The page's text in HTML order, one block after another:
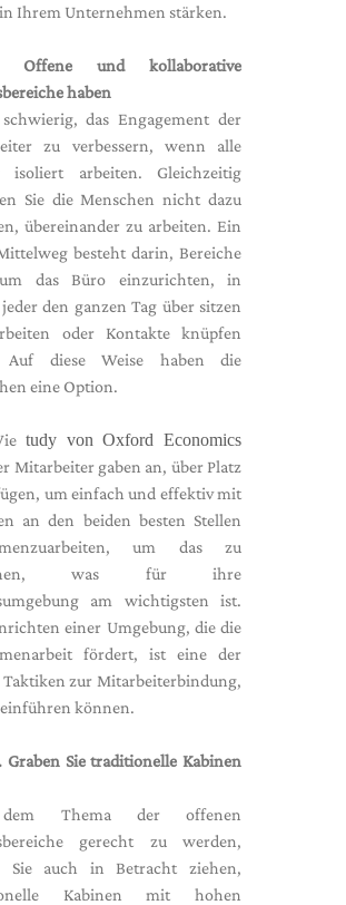
Ihrem Unternehmen stärken.
Offene und kollaborative
haben
das Engagement der
zu verbessern, wenn alle
isoliert arbeiten. Gleichzeitig
Sie die Menschen nicht dazu
übereinander zu arbeiten. Ein
besteht darin, Bereiche
das Büro einzurichten, in
den ganzen Tag über sitzen
oder Kontakte knüpfen
Auf diese Weise haben die
eine Option.
tudy von Oxford Economics
Mitarbeiter gaben an, über Platz
um einfach und effektiv mit
an den beiden besten Stellen
um das zu
was für ihre
am wichtigsten ist.
einer Umgebung, die die
fördert, ist eine der
Taktiken zur Mitarbeiterbindung,
einführen können.
Graben Sie traditionelle Kabinen
Thema der offenen
gerecht zu werden,
Sie auch in Betracht ziehen,
Kabinen mit hohen